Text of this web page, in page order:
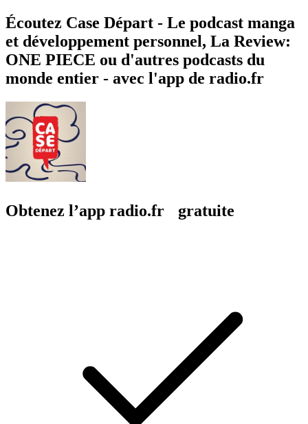
Écoutez Case Départ - Le podcast manga
et développement personnel, La Review:
ONE PIECE ou d'autres podcasts du
monde entier - avec l'app de radio.fr
Obtenez l’app radio.fr gratuite